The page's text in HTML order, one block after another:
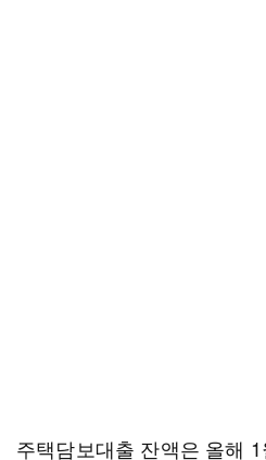
주택담보대출 잔액은 올해